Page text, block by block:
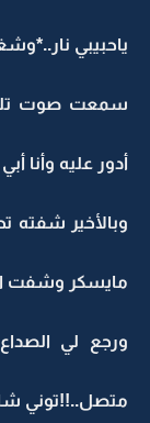
ياحبيبي
سمعت صوت
أدور عليه وأنا
وبالأخير شفته
مايسكر وشفت
ورجع لي
متصل..!!توني